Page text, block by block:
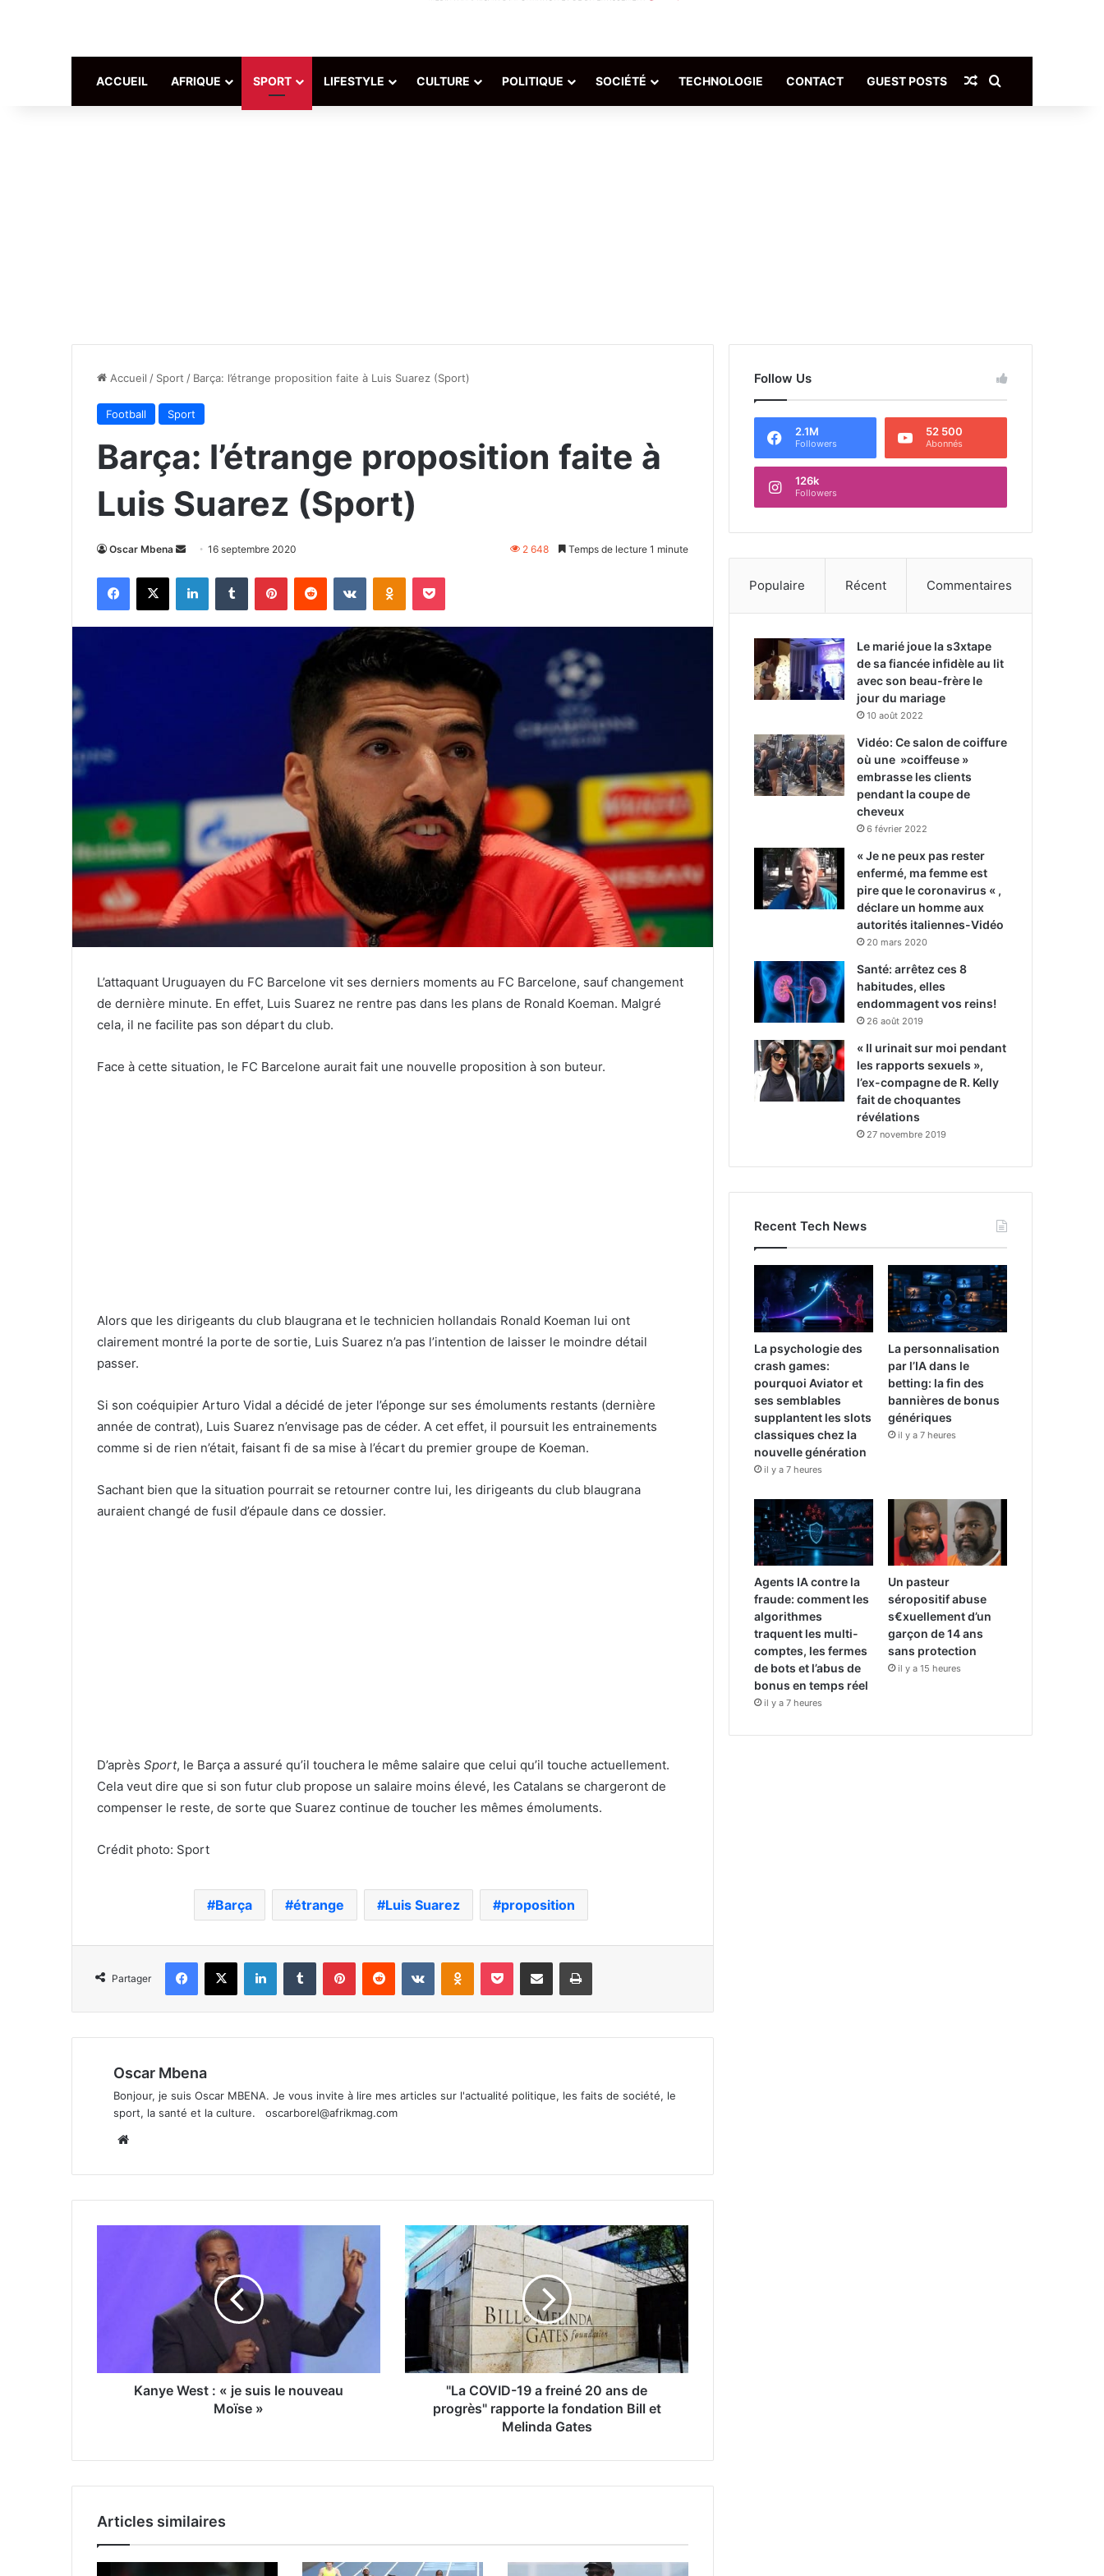
ACCUEIL AFRIQUE SPORT LIFESTYLE CULTURE POLITIQUE SOCIÉTÉ TECHNOLOGIE CONTACT GUEST POSTS Article Aléatoire
Accueil / Sport / Barça: l’étrange proposition faite à Luis Suarez (Sport)
Football Sport
Barça: l’étrange proposition faite à
Luis Suarez (Sport)
Oscar Mbena
Envoyer
courriel
16 septembre 2020 2 648 Temps de lecture 1 minute
Facebook
X LinkedinTumblr PinterestReddit VKontakteOdnoklassniki
Pocket
L’attaquant Uruguayen du FC Barcelone vit ses derniers moments au FC Barcelone, sauf changement
de dernière minute. En effet, Luis Suarez ne rentre pas dans les plans de Ronald Koeman. Malgré
cela, il ne facilite pas son départ du club.
Face à cette situation, le FC Barcelone aurait fait une nouvelle proposition à son buteur.
Alors que les dirigeants du club blaugrana et le technicien hollandais Ronald Koeman lui ont
clairement montré la porte de sortie, Luis Suarez n’a pas l’intention de laisser le moindre détail
passer.
Si son coéquipier Arturo Vidal a décidé de jeter l’éponge sur ses émoluments restants (dernière
année de contrat), Luis Suarez n’envisage pas de céder. A cet effet, il poursuit les entrainements
comme si de rien n’était, faisant fi de sa mise à l’écart du premier groupe de Koeman.
Sachant bien que la situation pourrait se retourner contre lui, les dirigeants du club blaugrana
auraient changé de fusil d’épaule dans ce dossier.
D’après Sport, le Barça a assuré qu’il touchera le même salaire que celui qu’il touche actuellement.
Cela veut dire que si son futur club propose un salaire moins élevé, les Catalans se chargeront de
compenser le reste, de sorte que Suarez continue de toucher les mêmes émoluments.
Crédit photo: Sport
Barça étrange Luis Suarez proposition
Partager
Facebook
X LinkedinTumblr PinterestReddit VKontakteOdnoklassniki
Pocket Partager par email Imprimer
Oscar Mbena
Bonjour, je suis Oscar MBENA. Je vous invite à lire mes articles sur l'actualité politique, les faits de société, le
sport, la santé et la culture. oscarborel@afrikmag.com
Kanye West : « je suis le nouveau
Moïse »
"La COVID-19 a freiné 20 ans de
progrès" rapporte la fondation Bill et
Melinda Gates
Articles similaires
Follow Us
2.1M
Followers
52 500
Abonnés
126k
Followers
Populaire Récent Commentaires
Le marié joue la s3xtape
de sa fiancée infidèle au lit
avec son beau-frère le
jour du mariage
10 août 2022
Vidéo: Ce salon de coiffure
où une »coiffeuse »
embrasse les clients
pendant la coupe de
cheveux
6 février 2022
« Je ne peux pas rester
enfermé, ma femme est
pire que le coronavirus « ,
déclare un homme aux
autorités italiennes-Vidéo
20 mars 2020
Santé: arrêtez ces 8
habitudes, elles
endommagent vos reins!
26 août 2019
« Il urinait sur moi pendant
les rapports sexuels »,
l’ex-compagne de R. Kelly
fait de choquantes
révélations
27 novembre 2019
Recent Tech News
La psychologie des
crash games:
pourquoi Aviator et
ses semblables
supplantent les slots
classiques chez la
nouvelle génération
il y a 7 heures
La personnalisation
par l’IA dans le
betting: la fin des
bannières de bonus
génériques
il y a 7 heures
Agents IA contre la
fraude: comment les
algorithmes
traquent les multi-
comptes, les fermes
de bots et l’abus de
bonus en temps réel
il y a 7 heures
Un pasteur
séropositif abuse
s€xuellement d’un
garçon de 14 ans
sans protection
il y a 15 heures